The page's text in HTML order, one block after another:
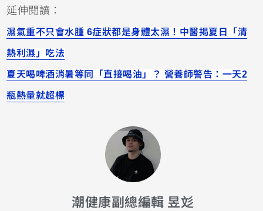
延伸閱讀：
濕氣重不只會水腫 6症狀都是身體太濕！中醫揭夏日「清
熱利濕」吃法
夏天喝啤酒消暑等同「直接喝油」？ 營養師警告：一天2
瓶熱量就超標
潮健康副總編輯 昱彣